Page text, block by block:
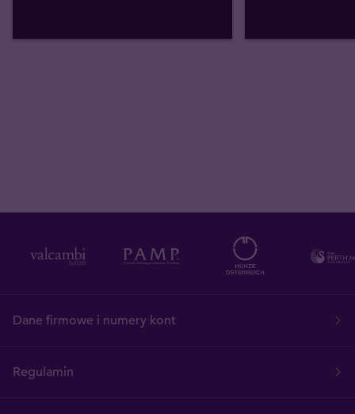
Dane firmowe i numery kont
Regulamin